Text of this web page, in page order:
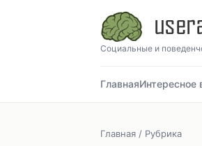
Социальные и
ГлавнаяИнтересное
Главная / Рубрика